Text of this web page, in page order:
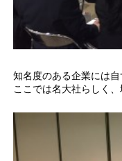
知名度のある企業には自
ここでは名大社らしく